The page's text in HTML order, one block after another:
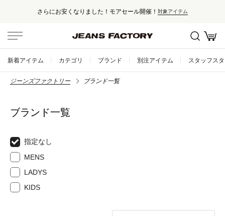
さらにお安くなりました！モアセール開催！ 対象アイテム
新着アイテム カテゴリ ブランド 別注アイテム スタッフス
ジーンズファクトリー ブランド一覧
ブランド一覧
指定なし
MENS
LADYS
KIDS